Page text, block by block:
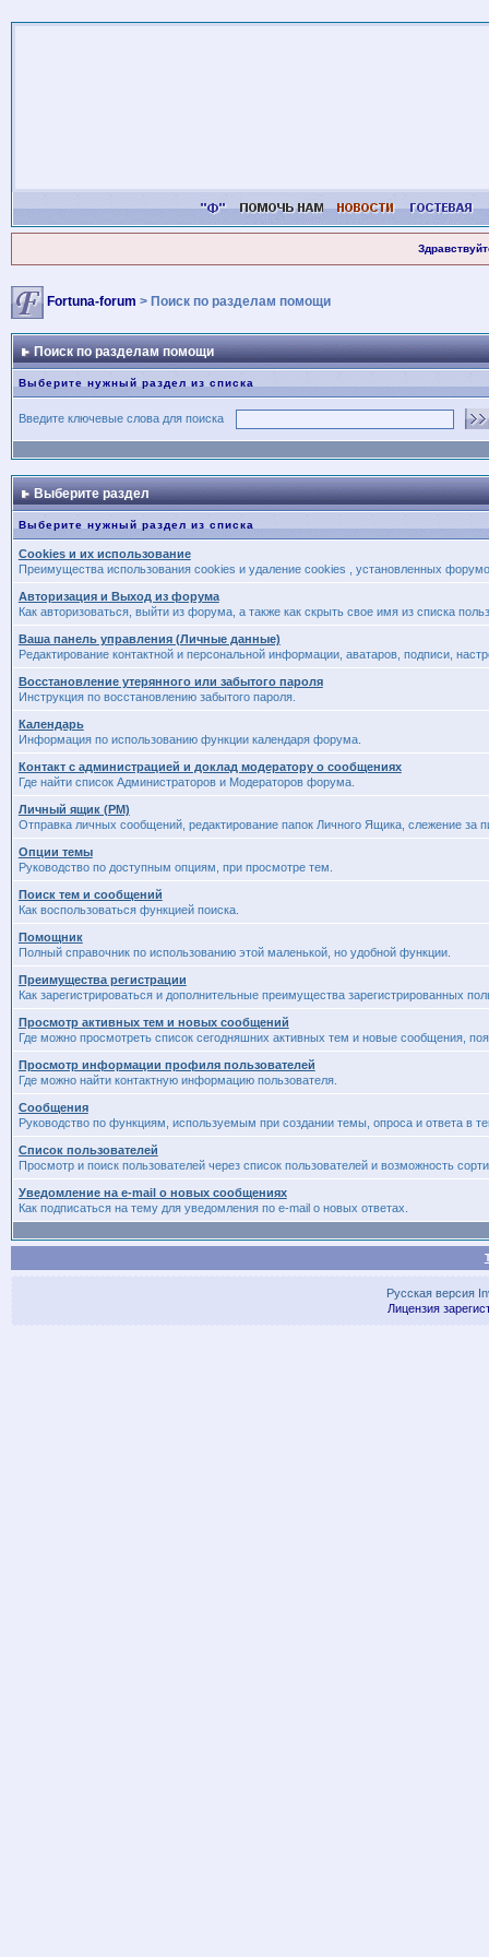
Fortuna-forum > Поиск по разделам помощи
Поиск по разделам помощи
Выберите нужный раздел из списка
Введите ключевые слова для поиска
Выберите раздел
Выберите нужный раздел из списка
Cookies и их использование
Преимущества использования cookies и удаление cookies , установленных
Авторизация и Выход из форума
Как авторизоваться, выйти из форума, а также как скрыть свое имя из списка
Ваша панель управления (Личные данные)
Редактирование контактной и персональной информации, аватаров, подписи,
Восстановление утерянного или забытого пароля
Инструкция по восстановлению забытого пароля.
Календарь
Информация по использованию функции календаря форума.
Контакт с администрацией и доклад модератору о сообщениях
Где найти список Администраторов и Модераторов форума.
Личный ящик (PM)
Отправка личных сообщений, редактирование папок Личного Ящика, слежение за
Опции темы
Руководство по доступным опциям, при просмотре тем.
Поиск тем и сообщений
Как воспользоваться функцией поиска.
Помощник
Полный справочник по использованию этой маленькой, но удобной функции.
Преимущества регистрации
Как зарегистрироваться и дополнительные преимущества зарегистрированных
Просмотр активных тем и новых сообщений
Где можно просмотреть список сегодняшних активных тем и новые сообщения,
Просмотр информации профиля пользователей
Где можно найти контактную информацию пользователя.
Сообщения
Руководство по функциям, используемым при создании темы, опроса и ответа в
Список пользователей
Просмотр и поиск пользователей через список пользователей и возможность
Уведомление на e-mail о новых сообщениях
Как подписаться на тему для уведомления по e-mail о новых ответах.
Русская версия
Лицензия